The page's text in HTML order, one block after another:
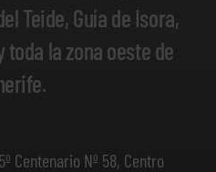
Teide, Guía de Isora,
toda la zona oeste de
Centenario Nº 58, Centro